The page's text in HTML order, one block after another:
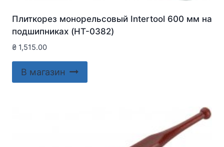
Плиткорез монорельсовый Intertool 600 мм на
подшипниках (HT-0382)
₴ 1,515.00
В магазин